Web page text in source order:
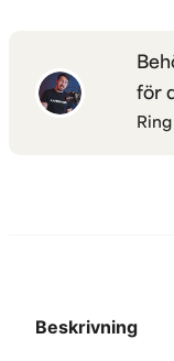
för
Beskrivning